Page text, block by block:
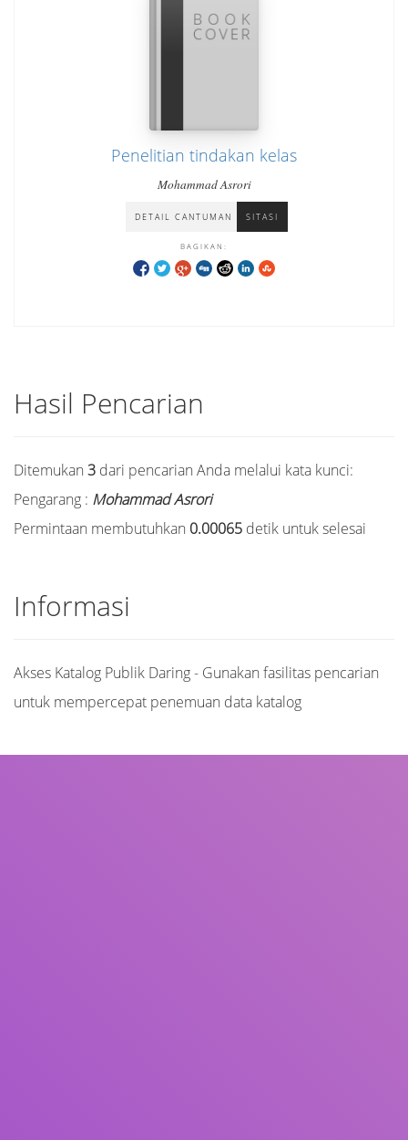
Penelitian tindakan kelas
Mohammad Asrori
DETAIL CANTUMAN SITASI
BAGIKAN:
Hasil Pencarian
Ditemukan 3 dari pencarian Anda melalui kata kunci:
Pengarang : Mohammad Asrori
Permintaan membutuhkan 0.00065 detik untuk selesai
Informasi
Akses Katalog Publik Daring - Gunakan fasilitas pencarian
untuk mempercepat penemuan data katalog